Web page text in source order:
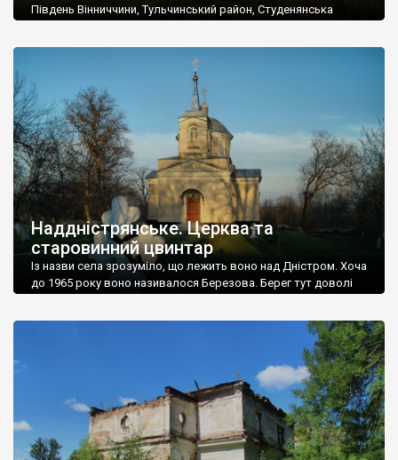
Південь Вінниччини, Тульчинський район, Студенянська
старовинний цвинтар із кам’яними хрестами. Всі епітафії, які
збереглися, написані кирилицею, церковнослов’янською
мовою. За всіма традиційними ознаками – цвинтар
український. Хрести датуються 19 століттям. У 1924-1940
роках Болган […]
Наддністрянське. Церква та
старовинний цвинтар
Із назви села зрозуміло, що лежить воно над Дністром. Хоча
до 1965 року воно називалося Березова. Берег тут доволі
Наддністрянське відрізняється від більшості навколишніх
сіл. У селі є мурована Михайлівська церква. Точної дати […]